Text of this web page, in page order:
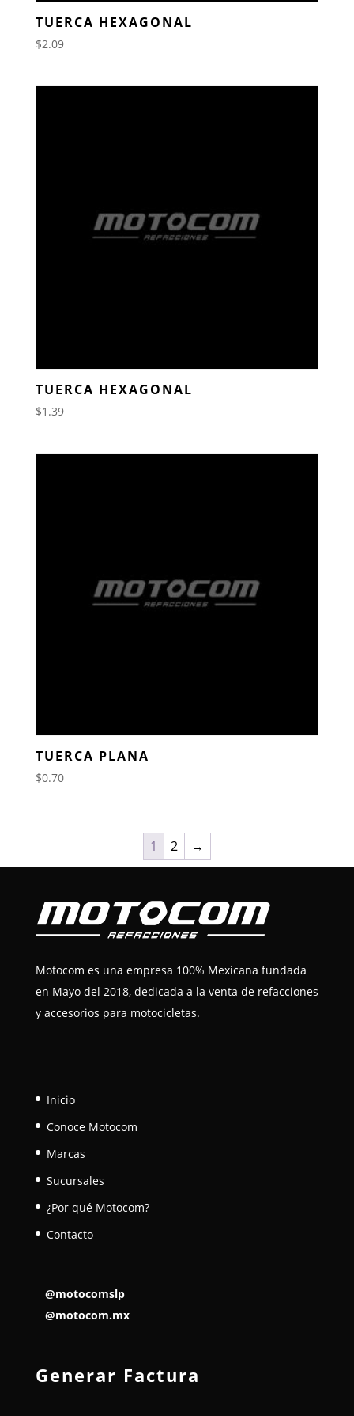
TUERCA HEXAGONAL
$2.09
TUERCA HEXAGONAL
$1.39
TUERCA PLANA
$0.70
1 2 →
Motocom es una empresa 100% Mexicana fundada
en Mayo del 2018, dedicada a la venta de refacciones
y accesorios para motocicletas.
Inicio
Conoce Motocom
Marcas
Sucursales
¿Por qué Motocom?
Contacto
@motocomslp
@motocom.mx
Generar Factura